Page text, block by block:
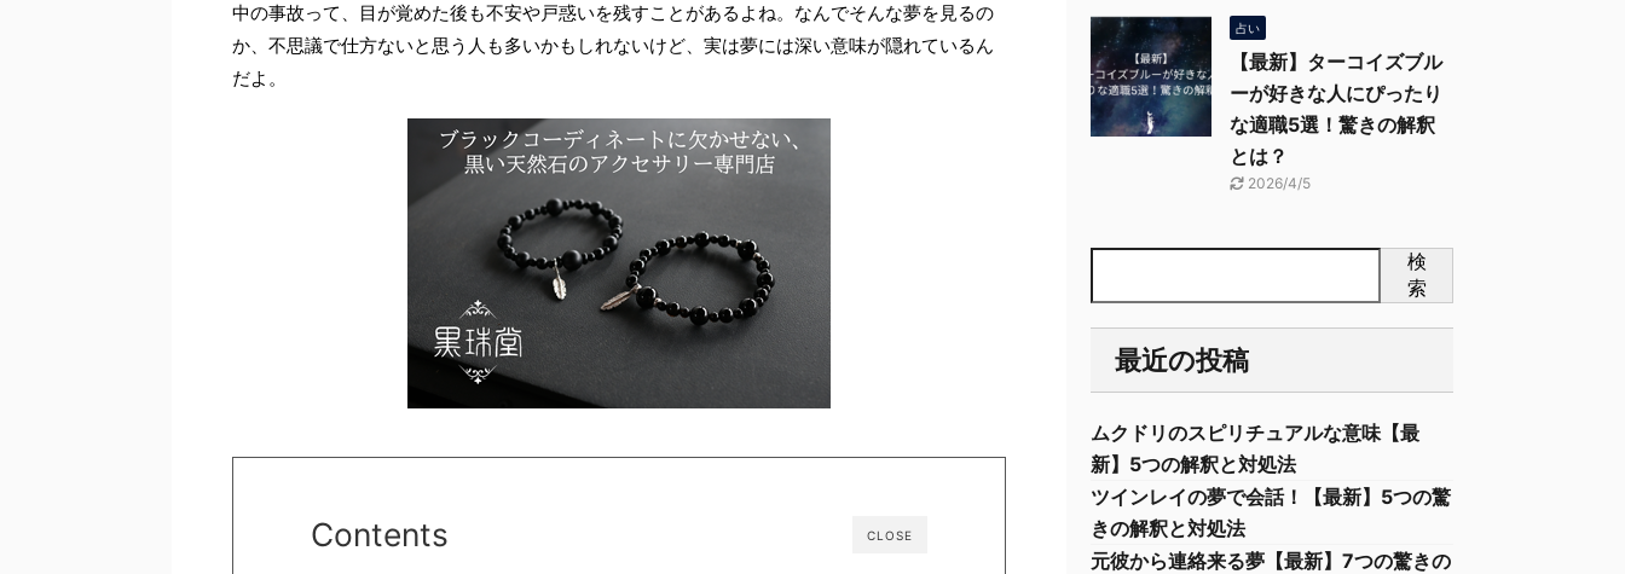
中の事故って、目が覚めた後も不安や戸惑いを残すことがあるよね。なんでそんな夢を見るの
か、不思議で仕方ないと思う人も多いかもしれないけど、実は夢には深い意味が隠れているん
だよ。
CLOSE
Contents
占い
【最新】ターコイズブル
ーが好きな人にぴったり
な適職5選！驚きの解釈
とは？
2026/4/5
検
索
最近の投稿
ムクドリのスピリチュアルな意味【最
新】5つの解釈と対処法
ツインレイの夢で会話！【最新】5つの驚
きの解釈と対処法
元彼から連絡来る夢【最新】7つの驚きの